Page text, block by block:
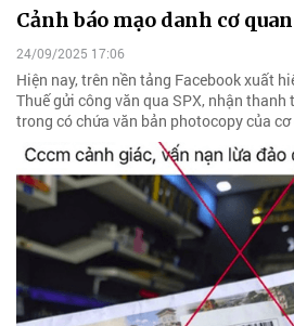
Cảnh báo mạo danh cơ
24/09/2025 17:06
Hiện nay, trên nền tảng Facebook xuất
Thuế gửi công văn qua SPX, nhận thanh
trong có chứa văn bản photocopy của cơ